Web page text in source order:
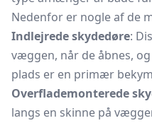
Nedenfor er nogle af de
Indlejrede skydedøre:
væggen, når de åbnes,
plads er en primær
Overflademonterede
langs en skinne på